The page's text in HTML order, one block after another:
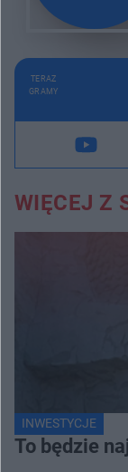
TERAZ
GRAMY
WIĘCEJ Z
INWESTYCJE
To będzie